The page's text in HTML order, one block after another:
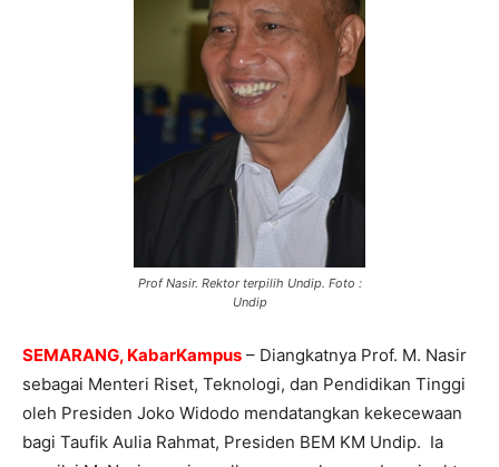
Prof Nasir. Rektor terpilih Undip. Foto :
Undip
SEMARANG, KabarKampus – Diangkatnya Prof. M. Nasir
sebagai Menteri Riset, Teknologi, dan Pendidikan Tinggi
oleh Presiden Joko Widodo mendatangkan kekecewaan
bagi Taufik Aulia Rahmat, Presiden BEM KM Undip. Ia